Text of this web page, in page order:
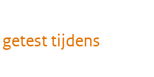
tijdens